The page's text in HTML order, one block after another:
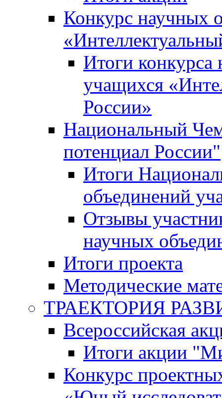
Конкурс научных
Итоги
учащихся
России»
Национальный
потенциал России"
Итоги
объединений
Отзывы
научных
Итоги проекта
Методические
ТРАЕКТОРИЯ
Всероссийская
Итоги акции
Конкурс